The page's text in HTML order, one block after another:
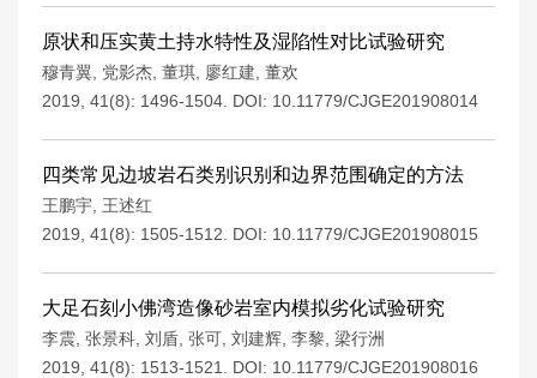
原状和压实黄土持水特性及湿陷性对比试验研究
穆青翼 党影杰 董琪 廖红建 董欢
2019, 41(8): 1496-1504. DOI: 10.11779/CJGE201908014
四类常见边坡岩石类别识别和边界范围确定的方法
王鹏宇 王述红
2019, 41(8): 1505-1512.
DOI: 10.11779/CJGE201908015
大足石刻小佛湾造像砂岩室内模拟劣化试验研究
李震 张景科 刘盾 张可 刘建辉 李黎 梁行洲
2019, 41(8): 1513-1521.
DOI: 10.11779/CJGE201908016